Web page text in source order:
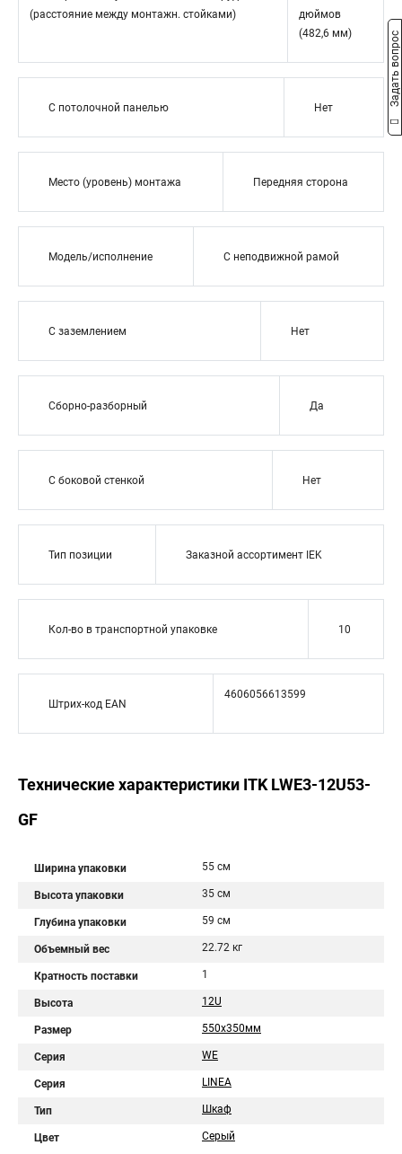
(расстояние между монтажн. стойками)
дюймов
(482,6 мм)
С потолочной панелью Нет
Место (уровень) монтажа Передняя сторона
Модель/исполнение С неподвижной рамой
С заземлением Нет
Сборно-разборный Да
С боковой стенкой Нет
Тип позиции Заказной ассортимент IEK
Кол-во в транспортной упаковке 10
Штрих-код EAN
4606056613599
Технические характеристики ITK LWE3-12U53-
GF
Ширина упаковки 55 см
Высота упаковки 35 см
Глубина упаковки 59 см
Объемный вес 22.72 кг
Кратность поставки 1
Высота 12U
Размер 550x350мм
Серия WE
Серия LINEA
Тип Шкаф
Цвет Серый
Задать вопрос